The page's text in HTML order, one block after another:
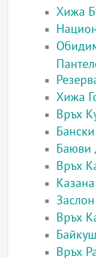
Хижа
Хижа
Връх
Баюви
Връх
Връх
Връх